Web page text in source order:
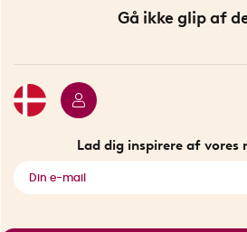
Vores historie
Opfindere
Gå ikke glip af
Se alle smarte
Lad dig inspirere af vores